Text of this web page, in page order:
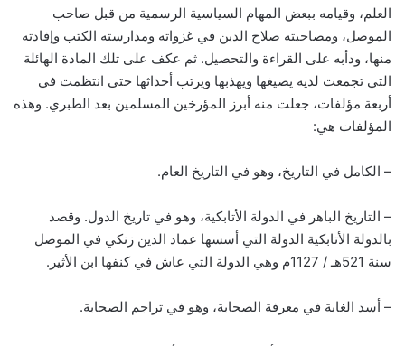
العلم، وقيامه ببعض المهام السياسية الرسمية من قبل صاحب
الموصل، ومصاحبته صلاح الدين في غزواته ومدارسته الكتب وإفادته
منها، ودأبه على القراءة والتحصيل. ثم عكف على تلك المادة الهائلة
التي تجمعت لديه يصيغها ويهذبها ويرتب أحداثها حتى انتظمت في
أربعة مؤلفات، جعلت منه أبرز المؤرخين المسلمين بعد الطبري. وهذه
المؤلفات هي:
– الكامل في التاريخ، وهو في التاريخ العام.
– التاريخ الباهر في الدولة الأتابكية، وهو في تاريخ الدول. وقصد
بالدولة الأتابكية الدولة التي أسسها عماد الدين زنكي في الموصل
سنة 521هـ / 1127م وهي الدولة التي عاش في كنفها ابن الأثير.
– أسد الغابة في معرفة الصحابة، وهو في تراجم الصحابة.